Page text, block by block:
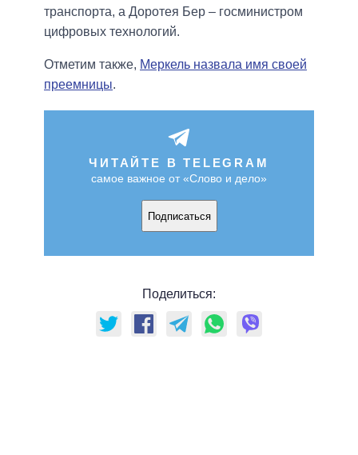
транспорта, а Доротея Бер – госминистром
цифровых технологий.
Отметим также, Меркель назвала имя своей
преемницы.
ЧИТАЙТЕ В TELEGRAM
самое важное от «Слово и дело»
Подписаться
Поделиться: